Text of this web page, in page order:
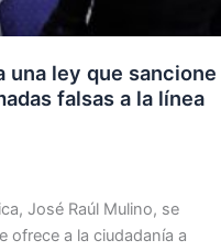
ley que sancione
falsas a la línea
José Raúl Mulino, se
ofrece a la ciudadanía a